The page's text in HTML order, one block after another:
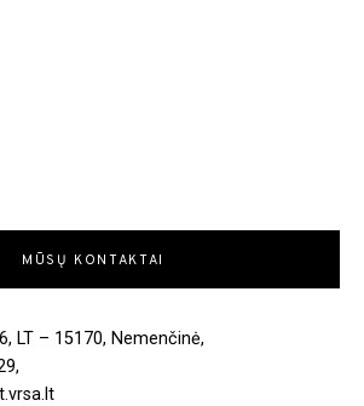
MŪSŲ KONTAKTAI
LT – 15170, Nemenčinė,